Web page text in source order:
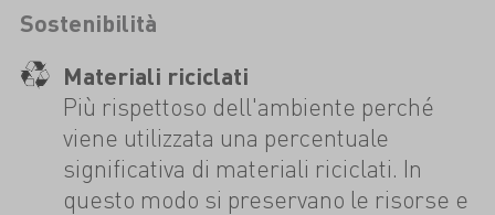
Sostenibilità
Materiali riciclati
Più rispettoso dell'ambiente perché
viene utilizzata una percentuale
significativa di materiali riciclati. In
questo modo si preservano le risorse e